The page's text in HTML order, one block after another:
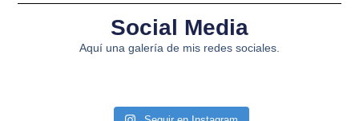
Social Media
Aquí una galería de mis redes sociales.